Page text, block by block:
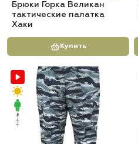
Брюки Горка Великан
тактические палатка
Хаки
Купить